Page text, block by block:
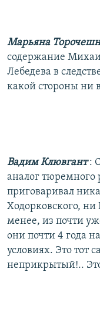
Марьяна
содержание
Лебедева в
какой стороны ни
Вадим Клювгант:
аналог
приговаривал
Ходорковского,
менее, из почти
они почти 4 года
условиях. Это
неприкрытый!..